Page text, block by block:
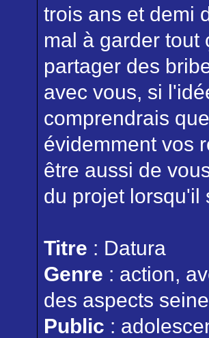
trois ans et demi
mal à garder tout
partager des
avec vous, si
comprendrais
évidemment vos
être aussi de
du projet lorsqu'il
Titre : Datura
Genre : action,
des aspects
Public :